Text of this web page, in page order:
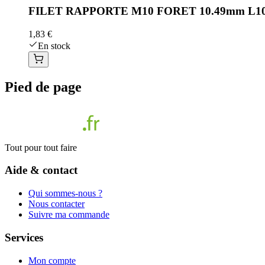
FILET RAPPORTE M10 FORET 10.49mm
1,83 €
En stock
Pied de page
Tout pour tout faire
Aide & contact
Qui sommes-nous ?
Nous contacter
Suivre ma commande
Services
Mon compte